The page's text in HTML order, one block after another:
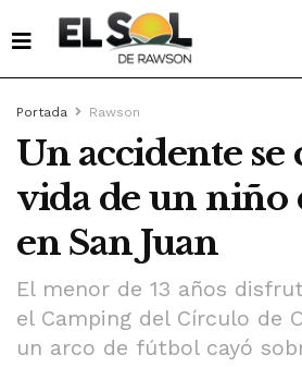
Portada Rawson
Un accidente se
vida de un niño
en San Juan
El menor de 13 años
el Camping del Círculo de
un arco de fútbol cayó